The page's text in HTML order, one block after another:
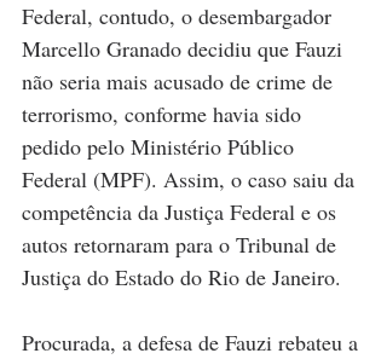
Federal, contudo, o desembargador
Marcello Granado decidiu que Fauzi
não seria mais acusado de crime de
terrorismo, conforme havia sido
pedido pelo Ministério Público
Federal (MPF). Assim, o caso saiu da
competência da Justiça Federal e os
autos retornaram para o Tribunal de
Justiça do Estado do Rio de Janeiro.
Procurada, a defesa de Fauzi rebateu a